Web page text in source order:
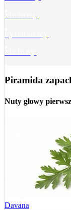
Piramida
Nuty głowy
Davana